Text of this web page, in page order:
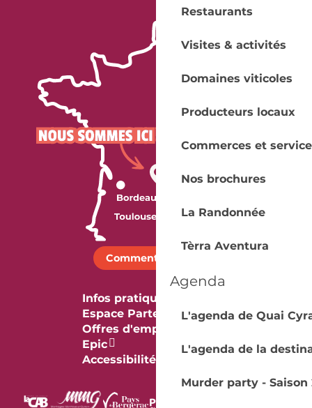
Restaurants
Visites & activités
Domaines viticoles
Producteurs locaux
Commerces et
Nos brochures
La Randonnée
Tèrra Aventura
Agenda
L'agenda de Quai
L'agenda de la
Murder party - Saison
Comment venir ?
Infos pratiques
Espace Partenaires
Offres d'emploi & stage
Epic
Accessibilité